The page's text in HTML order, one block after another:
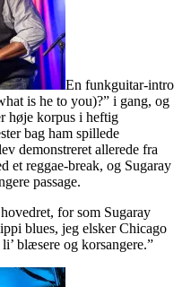
En funkguitar-intro
is he to you)?” i gang, og
høje korpus i heftig
bag ham spillede
demonstreret allerede fra
et reggae-break, og Sugaray
passage.
for som Sugaray
blues, jeg elsker Chicago
blæsere og korsangere.”